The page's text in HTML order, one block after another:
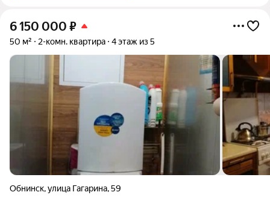
6 150 000 ₽
50 м² 2-комн. квартира 4 этаж из 5
Обнинск,улица Гагарина,59